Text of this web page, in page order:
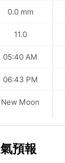
0.0 mm
11.0
05:40 AM
06:43 PM
New Moon
預報